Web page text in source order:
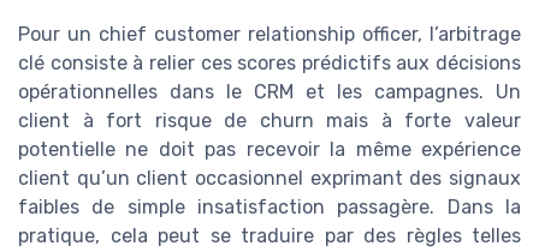
Pour un chief customer relationship officer, l’arbitrage
clé consiste à relier ces scores prédictifs aux décisions
opérationnelles dans le CRM et les campagnes. Un
client à fort risque de churn mais à forte valeur
potentielle ne doit pas recevoir la même expérience
client qu’un client occasionnel exprimant des signaux
faibles de simple insatisfaction passagère. Dans la
pratique, cela peut se traduire par des règles telles